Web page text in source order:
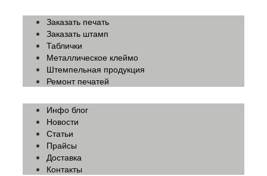
Заказать печать
Заказать штамп
Таблички
Металлическое клеймо
Штемпельная продукция
Ремонт печатей
Инфо блог
Новости
Статьи
Прайсы
Доставка
Контакты